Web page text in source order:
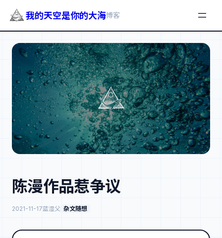
我的天空是你的大海博客
陈漫作品惹争议
2021-11-17蓝湿父 杂文随想